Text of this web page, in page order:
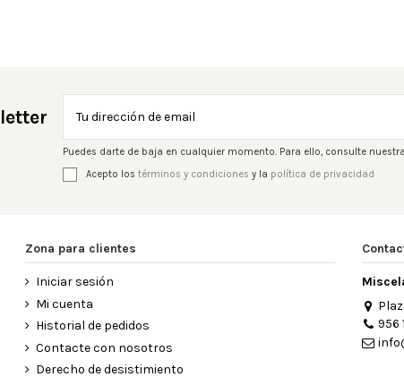
Puedes darte de baja en cualquier momento. Para ello, consulte
Acepto los términos y condiciones y la política de privacidad
Zona para clientes
Iniciar sesión
Mi cuenta
Historial de pedidos
Contacte con nosotros
Derecho de desistimiento
956